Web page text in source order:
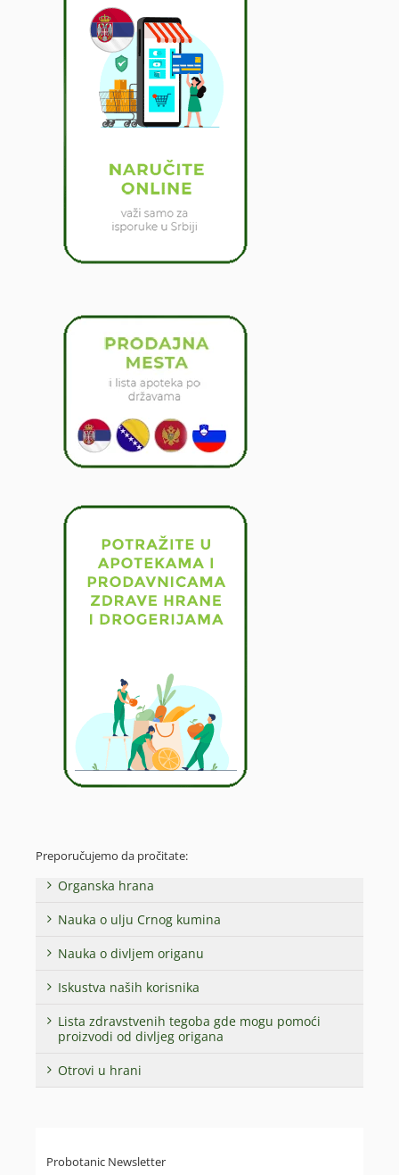
Preporučujemo da pročitate:
Organska hrana
Nauka o ulju Crnog kumina
Nauka o divljem origanu
Iskustva naših korisnika
Lista zdravstvenih tegoba gde mogu pomoći
proizvodi od divljeg origana
Otrovi u hrani
Probotanic Newsletter